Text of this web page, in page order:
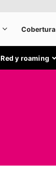
Red y roaming